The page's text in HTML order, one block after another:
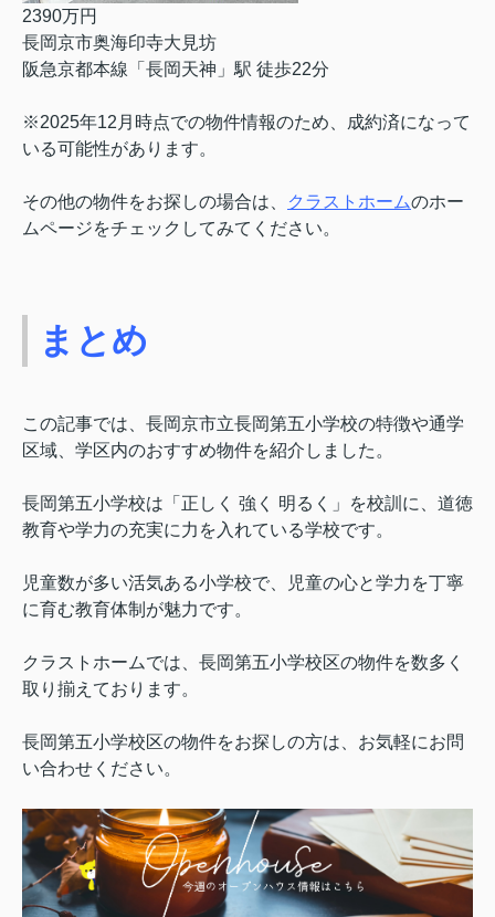
2390万円
長岡京市奥海印寺大見坊
阪急京都本線「長岡天神」駅 徒歩22分
※2025年12月時点での物件情報のため、成約済になって
いる可能性があります。
その他の物件をお探しの場合は、 クラストホームのホー
ムページをチェックしてみてください。
まとめ
この記事では、長岡京市立長岡第五小学校の特徴や通学
区域、学区内のおすすめ物件を紹介しました。
長岡第五小学校は「正しく 強く 明るく」を校訓に、道徳
教育や学力の充実に力を入れている学校です。
児童数が多い活気ある小学校で、児童の心と学力を丁寧
に育む教育体制が魅力です。
クラストホームでは、長岡第五小学校区の物件を数多く
取り揃えております。
長岡第五小学校区の物件をお探しの方は、お気軽にお問
い合わせください。